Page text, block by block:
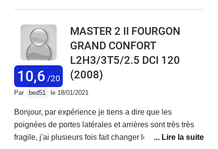
direction assistée, les deux disques
arrière.Je l'ai équipé en VASP Atelier
(passage à la DREAL en cours).Il est
confortable, pas très bruyant aux
vitesses usuelles, je roule toujours
110km/h sur autoroute et vitesse
usuelle sur la route.En grosse montée
et très chargé, les 90cv sont quelques
fois insuffisants mais jamais gênant.Je
10,6 /20
MASTER 2 II FOURGON
GRAND CONFORT
L2H3/3T5/2.5 DCI 120
(2008)
Par bed51 le 18/01/2021
Bonjour, par expérience je tiens a dire que les
poignées de portes latérales et arrières sont très très
fragile, j'ai plusieurs fois fait changer les poignées